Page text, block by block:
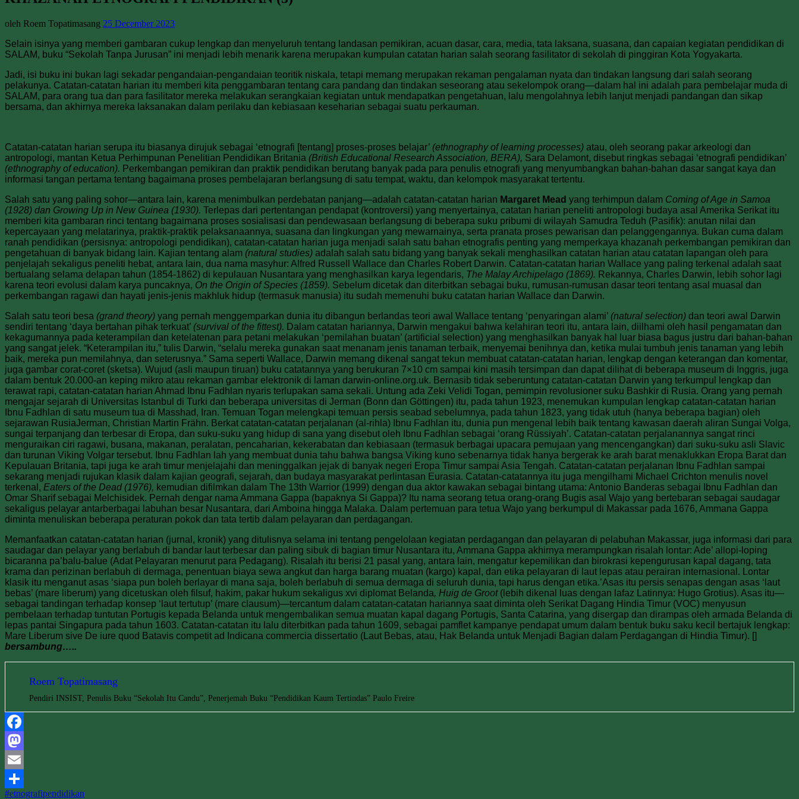
oleh Roem Topatimasang 25 December 2023
Selain isinya yang memberi gambaran cukup lengkap dan menyeluruh tentang landasan pemikiran, acuan dasar, cara, media, tata laksana, suasana, dan capaian kegiatan pendidikan di
SALAM, buku “Sekolah Tanpa Jurusan” ini menjadi lebih menarik karena merupakan kumpulan catatan harian salah seorang fasilitator di sekolah di pinggiran Kota Yogyakarta.
Jadi, isi buku ini bukan lagi sekadar pengandaian-pengandaian teoritik niskala, tetapi memang merupakan rekaman pengalaman nyata dan tindakan lang­sung dari salah seorang
pelakunya. Catatan-catatan harian itu memberi kita penggambaran tentang cara pandang dan tindakan seseorang atau sekelompok orang—dalam hal ini adalah para pembelajar muda di
SALAM, para orang tua dan para fasilitator mereka melakukan serangkaian kegiatan untuk mendapatkan pengetahuan, lalu mengolahnya lebih lanjut menjadi pandangan dan sikap
bersama, dan akhirnya mereka laksanakan dalam perilaku dan kebiasaan keseharian sebagai suatu perkauman.
Catatan-catatan harian serupa itu biasanya dirujuk sebagai ‘etnografi [tentang] proses-proses belajar’ (ethnography of learning processes) atau, oleh seorang pakar arkeologi dan
antropologi, mantan Ketua Perhimpunan Penelitian Pendidikan Britania (British Educational Research Association, BERA), Sara Delamont, disebut ringkas sebagai ‘etnografi pendidikan’
(ethnography of education). Perkembangan pemikiran dan praktik pendidikan berutang banyak pada para penulis etnografi yang menyumbangkan bahan-bahan dasar sangat kaya dan
informasi tangan pertama tentang bagaimana proses pembelajaran berlangsung di satu tempat, waktu, dan kelompok masyarakat tertentu.
Salah satu yang paling sohor—antara lain, karena menimbulkan perdebatan panjang—adalah catatan-catatan harian Margaret Mead yang terhimpun dalam Coming of Age in Samoa
(1928) dan Growing Up in New Guinea (1930). Terlepas dari pertentangan pendapat (kontroversi) yang menyertainya, catatan harian peneliti antropologi budaya asal Amerika Serikat itu
memberi kita gambaran rinci tentang bagaimana proses sosialisasi dan pendewasaan berlangsung di beberapa suku pribumi di wilayah Samudra Teduh (Pasifik): anutan nilai dan
kepercayaan yang melatarinya, praktik-praktik pelaksanaannya, suasana dan lingkungan yang mewarnainya, serta pranata proses pewarisan dan pelanggengannya. Bukan cuma dalam
ranah pendidikan (persisnya: antropologi pendidikan), catatan-catatan harian juga menjadi salah satu bahan etnografis penting yang memperkaya khazanah perkembangan pemikiran dan
pengetahuan di banyak bidang lain. Kajian tentang alam (natural studies) adalah salah satu bidang yang banyak sekali menghasilkan catatan harian atau catatan lapangan oleh para
penjelajah sekaligus peneliti hebat, antara lain, dua nama masyhur: Alfred Russell Wallace dan Charles Robert Darwin. Catatan-catatan harian Wallace yang paling terkenal adalah saat
bertualang selama delapan tahun (1854-1862) di kepulauan Nusantara yang menghasilkan karya legendaris, The Malay Archipelago (1869). Rekannya, Charles Darwin, lebih sohor lagi
karena teori evolusi dalam karya puncaknya, On the Origin of Species (1859). Sebelum dicetak dan diterbitkan sebagai buku, rumusan-rumusan dasar teori tentang asal muasal dan
perkembangan ragawi dan hayati jenis-jenis makhluk hidup (termasuk manusia) itu sudah memenuhi buku catatan harian Wallace dan Darwin.
Salah satu teori besa (grand theory) yang pernah menggemparkan dunia itu dibangun berlandas teori awal Wallace tentang ‘penyaringan alami’ (natural selection) dan teori awal Darwin
sendiri tentang ‘daya bertahan pihak terkuat’ (survival of the fittest). Dalam catatan hariannya, Darwin mengakui bahwa kelahiran teori itu, antara lain, diilhami oleh hasil pengamatan dan
kekagumannya pada keterampilan dan ketelatenan para petani melakukan ‘pemilahan buatan’ (artificial selection) yang menghasilkan banyak hal luar biasa bagus justru dari bahan-bahan
yang sangat jelek. “Keterampilan itu,” tulis Darwin, “selalu mereka gunakan saat menanam jenis tanaman terbaik, menyemai benihnya dan, ketika mulai tumbuh jenis tanaman yang lebih
baik, mereka pun memilahnya, dan seterusnya.” Sama seperti Wallace, Darwin memang dikenal sangat tekun membuat catatan-catatan harian, lengkap dengan keterangan dan komentar,
juga gambar corat-coret (sketsa). Wujud (asli maupun tiruan) buku catatannya yang berukuran 7×10 cm sampai kini masih tersimpan dan dapat dilihat di beberapa museum di Inggris, juga
dalam bentuk 20.000-an keping mikro atau rekaman gambar elektronik di laman darwin-online.org.uk. Bernasib tidak seberuntung catatan-catatan Darwin yang terkumpul lengkap dan
terawat rapi, catatan-catatan harian Ahmad Ibnu Fadhlan nyaris terlupakan sama sekali. Untung ada Zeki Velidi Togan, pemimpin revolusioner suku Bashkir di Rusia. Orang yang pernah
mengajar sejarah di Universitas Istanbul di Turki dan beberapa universitas di Jerman (Bonn dan Göttingen) itu, pada tahun 1923, menemukan kumpulan lengkap catatan-catatan harian
Ibnu Fadhlan di satu museum tua di Masshad, Iran. Temuan Togan melengkapi temuan persis seabad sebelumnya, pada tahun 1823, yang tidak utuh (hanya beberapa bagian) oleh
sejarawan RusiaJerman, Christian Martin Frähn. Berkat catatan-catatan perjalanan (al-rihla) Ibnu Fadhlan itu, dunia pun mengenal lebih baik tentang kawasan daerah aliran Sungai Volga,
sungai terpanjang dan terbesar di Eropa, dan suku-suku yang hidup di sana yang disebut oleh Ibnu Fadhlan sebagai ‘orang Rüssiyah’. Catatan-catatan perjalanannya sangat rinci
menguraikan ciri ragawi, busana, makanan, peralatan, pencaharian, kekerabatan dan kebiasaan (termasuk berbagai upacara pemujaan yang mencengangkan) dari suku-suku asli Slavic
dan turunan Viking Volgar tersebut. Ibnu Fadhlan lah yang membuat dunia tahu bahwa bangsa Viking kuno sebenarnya tidak hanya bergerak ke arah barat menaklukkan Eropa Barat dan
Kepulauan Britania, tapi juga ke arah timur menjelajahi dan meninggalkan jejak di banyak negeri Eropa Timur sampai Asia Tengah. Catatan-catatan perjalanan Ibnu Fadhlan sampai
sekarang menjadi rujukan klasik dalam kajian geografi, sejarah, dan budaya masyarakat perlintasan Eurasia. Catatan-catatannya itu juga mengilhami Michael Crichton menulis novel
terkenal, Eaters of the Dead (1976), kemudian difilmkan dalam The 13th Warrior (1999) dengan dua aktor kawakan sebagai bin­tang utama: Antonio Banderas sebagai Ibnu Fadhlan dan
Omar Sharif sebagai Melchisidek. Pernah dengar nama Ammana Gappa (bapaknya Si Gappa)? Itu nama seorang tetua orang-orang Bugis asal Wajo yang bertebaran sebagai saudagar
sekaligus pelayar antarberbagai labuhan besar Nusantara, dari Amboina hingga Malaka. Dalam pertemuan para tetua Wajo yang berkumpul di Makassar pada 1676, Ammana Gappa
diminta menuliskan beberapa peraturan pokok dan tata tertib dalam pelayaran dan perdagangan.
Memanfaatkan catatan-catatan harian (jurnal, kronik) yang ditulisnya selama ini tentang pengelolaan kegiatan perdagangan dan pelayaran di pelabuhan Makassar, juga informasi dari para
saudagar dan pelayar yang berlabuh di bandar laut terbesar dan paling sibuk di bagian timur Nusantara itu, Ammana Gappa akhirnya merampungkan risalah lontar: Ade’ allopi-loping
bicaranna pa’balu-balue (Adat Pelayaran menurut para Pedagang). Risalah itu berisi 21 pasal yang, antara lain, mengatur kepemilikan dan birokrasi kepengurusan kapal dagang, tata
krama dan perizinan berlabuh di dermaga, penentuan biaya sewa angkut dan harga barang muatan (kargo) kapal, dan etika pelayaran di laut lepas atau perairan internasional. Lontar
klasik itu menganut asas ‘siapa pun boleh berlayar di mana saja, boleh berlabuh di semua dermaga di seluruh dunia, tapi harus dengan etika.’Asas itu persis senapas dengan asas ‘laut
bebas’ (mare liberum) yang dicetuskan oleh filsuf, hakim, pakar hukum sekaligus xvi diplomat Belanda, Huig de Groot(lebih dikenal luas dengan lafaz Latinnya: Hugo Grotius). Asas itu—
sebagai tandingan terhadap konsep ‘laut tertutup’ (mare clausum)—tercantum dalam catatan-catatan hariannya saat diminta oleh Serikat Dagang Hindia Timur (VOC) menyusun
pembelaan terhadap tuntutan Portugis kepada Belanda untuk mengembalikan semua muatan kapal dagang Portugis, Santa Catarina, yang disergap dan dirampas oleh armada Belanda di
lepas pantai Singapura pada tahun 1603. Catatan-catatan itu lalu diterbitkan pada tahun 1609, sebagai pamflet kampanye pendapat umum dalam bentuk buku saku kecil bertajuk lengkap:
Mare Liberum sive De iure quod Batavis competit ad Indicana commercia dissertatio (Laut Bebas, atau, Hak Belanda untuk Menjadi Bagian dalam Perdagangan di Hindia Timur). []
bersambung…..
Roem Topatimasang
Pendiri INSIST, Penulis Buku “Sekolah Itu Candu”, Penerjemah Buku “Pendidikan Kaum Tertindas” Paulo Freire
Facebook
Mastodon
Email
#etnografipendidikan